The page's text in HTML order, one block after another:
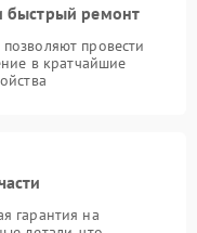
быстрый ремонт
провести
в кратчайшие
гарантия на